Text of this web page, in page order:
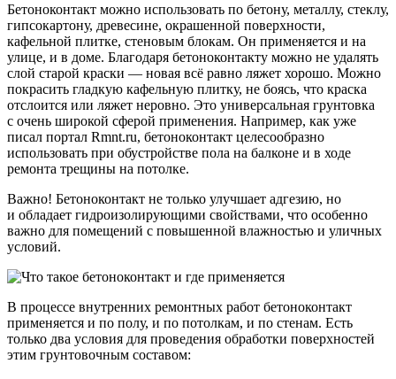
Бетоноконтакт можно использовать по бетону, металлу, стеклу,
гипсокартону, древесине, окрашенной поверхности,
кафельной плитке, стеновым блокам. Он применяется и на
улице, и в доме. Благодаря бетоноконтакту можно не удалять
слой старой краски — новая всё равно ляжет хорошо. Можно
покрасить гладкую кафельную плитку, не боясь, что краска
отслоится или ляжет неровно. Это универсальная грунтовка
с очень широкой сферой применения. Например, как уже
писал портал Rmnt.ru, бетоноконтакт целесообразно
использовать при обустройстве пола на балконе и в ходе
ремонта трещины на потолке.
Важно! Бетоноконтакт не только улучшает адгезию, но
и обладает гидроизолирующими свойствами, что особенно
важно для помещений с повышенной влажностью и уличных
условий.
В процессе внутренних ремонтных работ бетоноконтакт
применяется и по полу, и по потолкам, и по стенам. Есть
только два условия для проведения обработки поверхностей
этим грунтовочным составом: